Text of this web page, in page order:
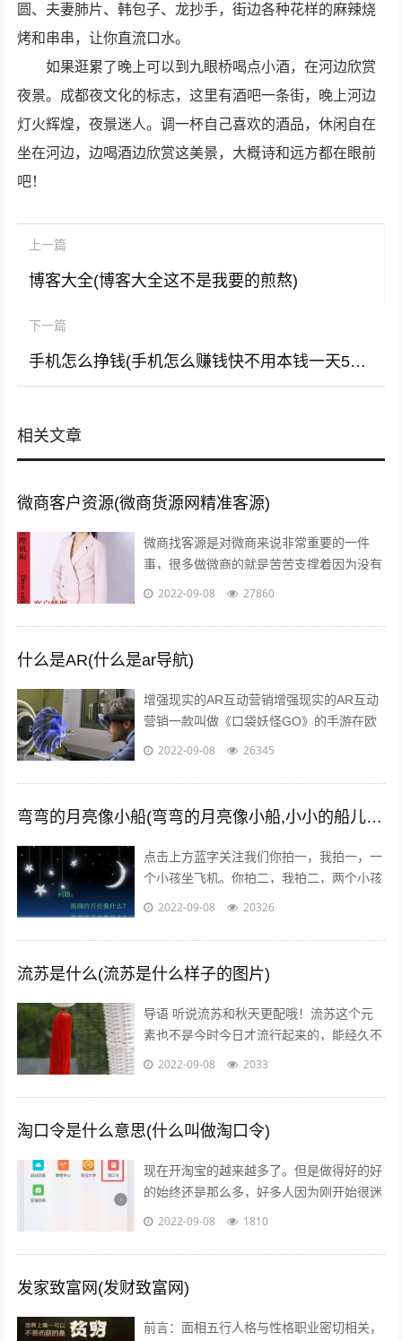
圆、夫妻肺片、韩包子、龙抄手，街边各种花样的麻辣烧
烤和串串，让你直流口水。
如果逛累了晚上可以到九眼桥喝点小酒，在河边欣赏
夜景。成都夜文化的标志，这里有酒吧一条街，晚上河边
灯火辉煌，夜景迷人。调一杯自己喜欢的酒品，休闲自在
坐在河边，边喝酒边欣赏这美景，大概诗和远方都在眼前
吧！
上一篇
博客大全(博客大全这不是我要的煎熬)
下一篇
手机怎么挣钱(手机怎么赚钱快不用本钱一天500)
相关文章
微商客户资源(微商货源网精准客源)
微商找客源是对微商来说非常重要的一件
事，很多做微商的就是苦苦支撑着因为没有
客源，微商如何找客源一直是一个不衰的话
定...
2022-09-08 27860
什么是AR(什么是ar导航)
增强现实的AR互动营销增强现实的AR互动
营销一款叫做《口袋妖怪GO》的手游在欧
美火了，在还未上线的中国，
经...
2022-09-08 26345
弯弯的月亮像小船(弯弯的月亮像小船,小小的船儿两头尖)
点击上方蓝字关注我们你拍一，我拍一，一
个小孩坐飞机。你拍二，我拍二，两个小孩
丢手绢。你拍三，我拍三，三个小孩来搬
你...
2022-09-08 20326
流苏是什么(流苏是什么样子的图片)
导语 听说流苏和秋天更配哦！流苏这个元
素也不是今时今日才流行起来的，能经久不
衰是因为它真的美呆了~踏进9月，秋高气
2022-09-08 2033
淘口令是什么意思(什么叫做淘口令)
现在开淘宝的越来越多了。但是做得好的好
的始终还是那么多，好多人因为刚开始很迷
茫，不知道怎么做，或者做到一半发现没有
2022-09-08 1810
发家致富网(发财致富网)
前言：面相五行人格与性格职业密切相关，